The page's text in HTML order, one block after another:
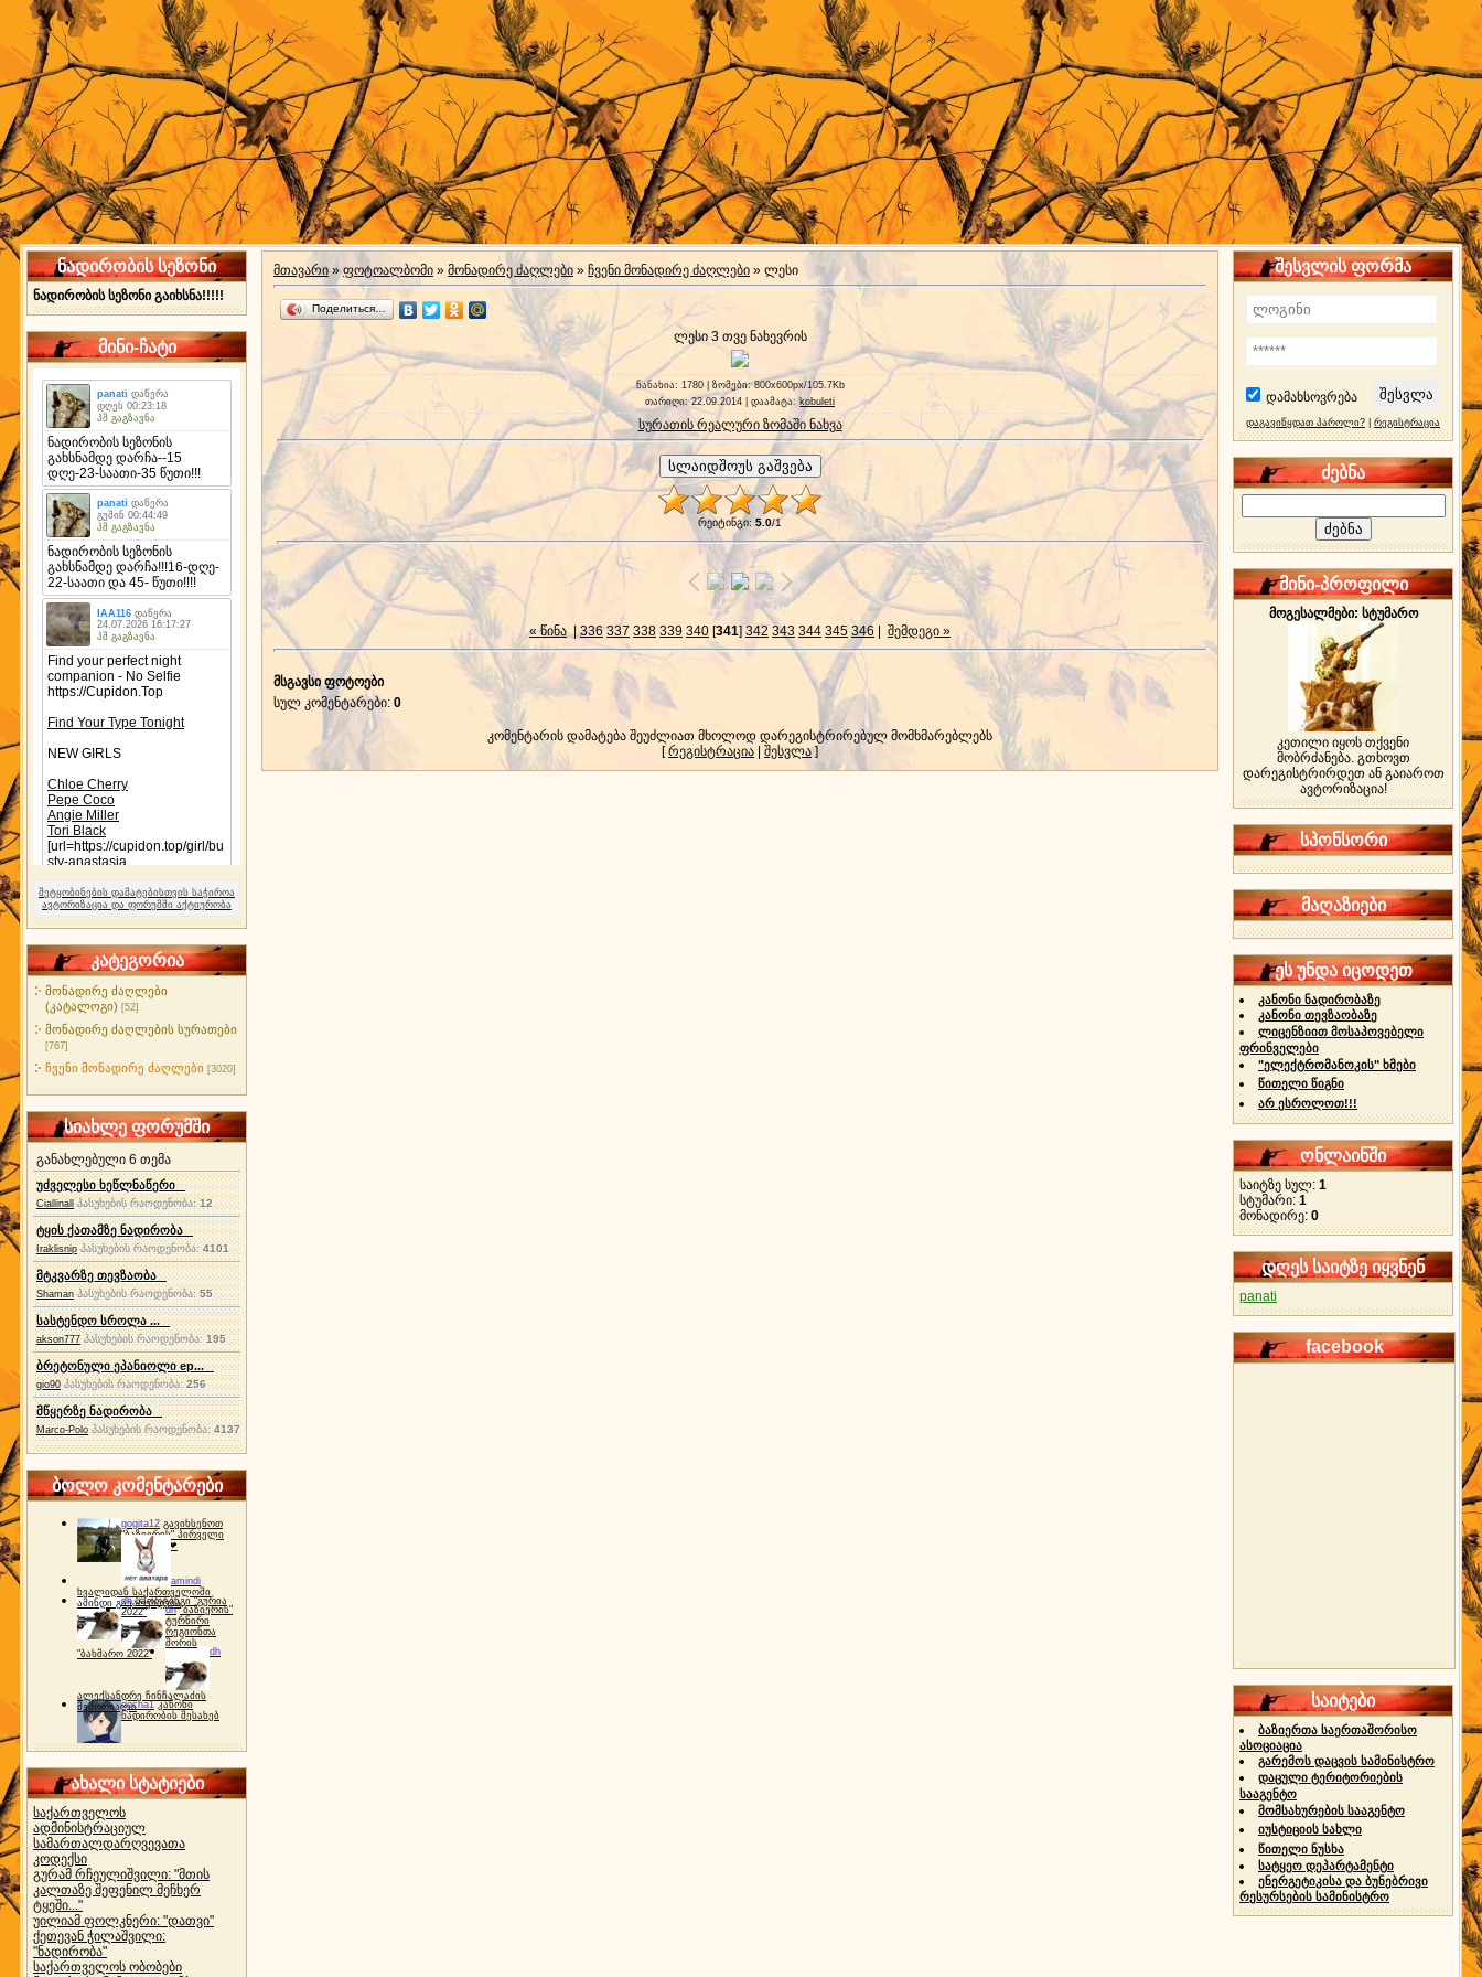
ნადირობის სეზონი
ნადირობის სეზონი გაიხსნა!!!!!
მინი-ჩატი
შეტყობინების დამატებისთვის საჭიროა
ავტორიზაცია და ფორუმში აქტიურობა
კატეგორია
მონადირე ძაღლები
(კატალოგი) [52]
მონადირე ძაღლების სურათები
[767]
ჩვენი მონადირე ძაღლები [3020]
სიახლე ფორუმში
განახლებული 6 თემა
უძველესი ხეწლნაწერი
Ciallinall პასუხების რაოდენობა:12
ტყის ქათამზე ნადირობა
Iraklisnip პასუხების რაოდენობა: 4101
მტკვარზე თევზაობა
Shaman პასუხების რაოდენობა:55
სასტენდო სროლა ...
akson777 პასუხების რაოდენობა:195
ბრეტონული ეპანიოლი ep...
gio90 პასუხების რაოდენობა:256
მწყერზე ნადირობა
Marco-Polo პასუხების რაოდენობა:4137
ბოლო კომენტარები
gogita12 გავიხსენოთ
"ბაზიერის" პირველი
ტურნირი ❤
amindi
ხვალიდან საქართველოში
ამინდი გაუარესდება
dh სპორტინგი "გურია
2022"
dh "ბაზიერის"
ტურნირი
რეგიონთა
შორის
"ბახმარო 2022"
dh
ალექსანდრე ჩინჩალაძის
მემორიალიgocha1 კანონი
ნადირობის შესახებ
ახალი სტატიები
საქართველოს
ადმინისტრაციულ
სამართალდარღვევათა
კოდექსი
გურამ რჩეულიშვილი: "მთის
კალთაზე შეფენილ მეჩხერ
ტყეში..."
უილიამ ფოლკნერი: "დათვი"
ქეთევან ჭილაშვილი:
"ნადირობა"
საქართველოს ობობები
მთავარი » ფოტოალბომი » მონადირე ძაღლები » ჩვენი მონადირე ძაღლები » ლესი
Поделиться…
ლესი 3 თვე ნახევრის
ნანახია: 1780 | ზომები: 800x600px/105.7Kb
თარიღი: 22.09.2014 | დაამატა: kobuleti
სურათის რეალური ზომაში ნახვა
რეიტინგი: 5.0/1
« წინა |336 337 338 339 340 [341] 342 343 344 345 346 შემდეგი »
მსგავსი ფოტოები
სულ კომენტარები: 0
კომენტარის დამატება შეუძლიათ მხოლოდ დარეგისტრირებულ მომხმარებლებს
[რეგისტრაცია შესვლა]
შესვლის ფორმა
დამახსოვრება
დაგავიწყდათ პაროლი? რეგისტრაცია
ძებნა
მინი-პროფილი
მოგესალმები: სტუმარო
კეთილი იყოს თქვენი
მობრძანება. გთხოვთ
დარეგისტრირდეთ ან გაიაროთ
ავტორიზაცია!
სპონსორი
მაღაზიები
ეს უნდა იცოდეთ
კანონი ნადირობაზე
კანონი თევზაობაზე
ლიცენზიით მოსაპოვებელი
ფრინველები
"ელექტრომანოკის" ხმები
წითელი წიგნი
არ ესროლოთ!!!
ონლაინში
საიტზე სულ: 1
სტუმარი: 1
მონადირე: 0
დღეს საიტზე იყვნენ
panati
facebook
საიტები
ბაზიერთა საერთაშორისო
ასოციაცია
გარემოს დაცვის სამინისტრო
დაცული ტერიტორიების
სააგენტო
მომსახურების სააგენტო
იუსტიციის სახლი
წითელი ნუსხა
სატყეო დეპარტამენტი
ენერგეტიკისა და ბუნებრივი
რესურსების სამინისტრო